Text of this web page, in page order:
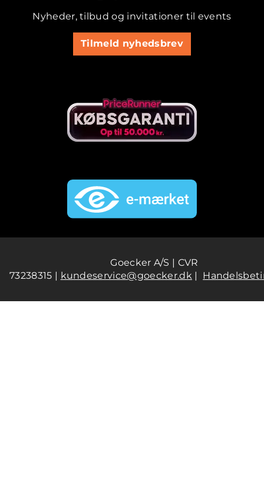
Nyheder, tilbud og invitationer til events
Tilmeld nyhedsbrev
Goecker A/S | CVR
73238315 | kundeservice@goecker.dk|